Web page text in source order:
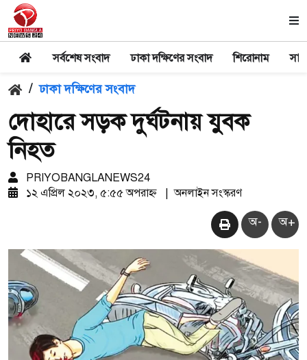
সর্বশেষ সংবাদ ঢাকা দক্ষিণের সংবাদ শিরোনাম
/ ঢাকা দক্ষিণের সংবাদ
দোহারে সড়ক দুর্ঘটনায় যুবক
নিহত
PRIYOBANGLANEWS24
১২ এপ্রিল ২০২৩, ৫:৫৫ অপরাহ্ন
অনলাইন সংস্করণ
অ- অ+